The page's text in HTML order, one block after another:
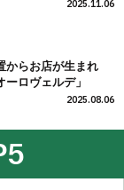
2025.11.06
からお店が生まれ
ロヴェルデ」
2025.08.06